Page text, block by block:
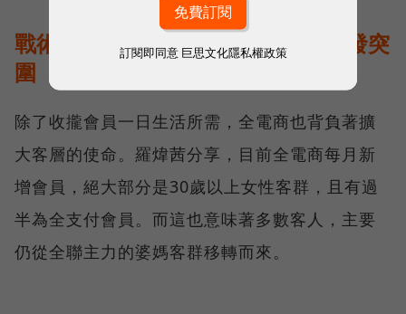
戰術二：鎖定新客群 全電商挑戰後發突
圍
除了收攏會員一日生活所需，全電商也背負著擴
大客層的使命。羅煒茜分享，目前全電商每月新
增會員，絕大部分是30歲以上女性客群，且有過
半為全支付會員。而這也意味著多數客人，主要
仍從全聯主力的婆媽客群移轉而來。
訂閱即同意 巨思文化隱私權政策